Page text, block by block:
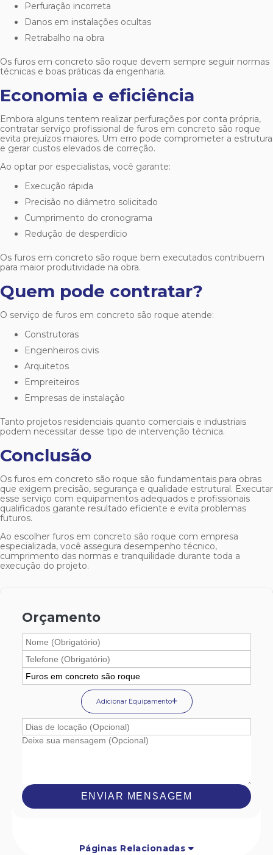
Perfuração incorreta
Danos em instalações ocultas
Retrabalho na obra
Os furos em concreto são roque devem sempre seguir normas
técnicas e boas práticas da engenharia.
Economia e eficiência
Embora alguns tentem realizar perfurações por conta própria,
contratar serviço profissional de furos em concreto são roque
evita prejuízos maiores. Um erro pode comprometer a estrutura
e gerar custos elevados de correção.
Ao optar por especialistas, você garante:
Execução rápida
Precisão no diâmetro solicitado
Cumprimento do cronograma
Redução de desperdício
Os furos em concreto são roque bem executados contribuem
para maior produtividade na obra.
Quem pode contratar?
O serviço de furos em concreto são roque atende:
Construtoras
Engenheiros civis
Arquitetos
Empreiteiros
Empresas de instalação
Tanto projetos residenciais quanto comerciais e industriais
podem necessitar desse tipo de intervenção técnica.
Conclusão
Os furos em concreto são roque são fundamentais para obras
que exigem precisão, segurança e qualidade estrutural. Executar
esse serviço com equipamentos adequados e profissionais
qualificados garante resultado eficiente e evita problemas
futuros.
Ao escolher furos em concreto são roque com empresa
especializada, você assegura desempenho técnico,
cumprimento das normas e tranquilidade durante toda a
execução do projeto.
Orçamento
Adicionar Equipamento
ENVIAR MENSAGEM
Páginas Relacionadas